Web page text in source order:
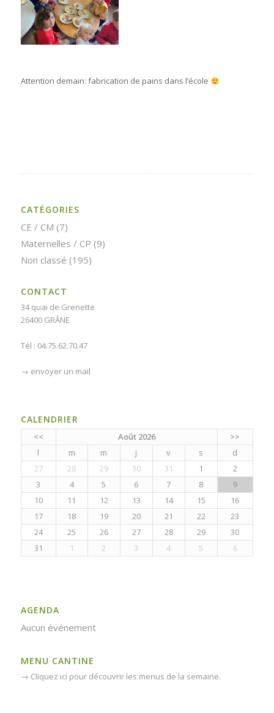
Attention demain: fabrication de pains dans l’école
CATÉGORIES
CE / CM (7)
Maternelles / CP (9)
Non classé (195)
CONTACT
34 quai de Grenette
26400 GRÂNE
Tél : 04.75.62.70.47
→ envoyer un mail
CALENDRIER
<< Août 2026
>>
l
m m j v s
d
27
28 29 30 31 1
2
3
4 5 6 7 8
9
10
11 12 13 14 15
16
17
18 19 20 21 22
23
24
25 26 27 28 29
30
31
1 2 3 4 5 6
AGENDA
Aucun événement
MENU CANTINE
→ Cliquez ici pour découvrir les menus de la semaine.